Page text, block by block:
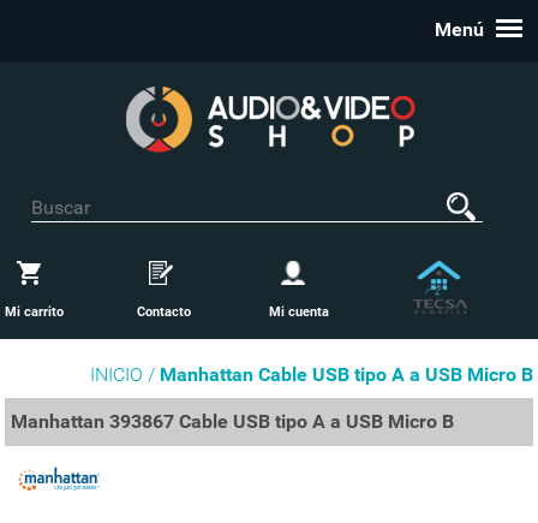
Menú
Mi carrito Contacto Mi cuenta
INICIO / Manhattan Cable USB tipo A a USB Micro B
Manhattan 393867 Cable USB tipo A a USB Micro B